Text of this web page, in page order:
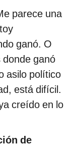
parece una
ganó. O
ganó
asilo político
está difícil.
creído en lo
de